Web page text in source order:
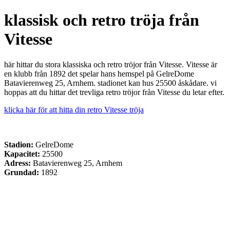
klassisk och retro tröja från
Vitesse
här hittar du stora klassiska och retro tröjor från Vitesse. Vitesse är
en klubb från 1892 det spelar hans hemspel på GelreDome
Batavierenweg 25, Arnhem. stadionet kan hus 25500 åskådare. vi
hoppas att du hittar det trevliga retro tröjor från Vitesse du letar efter.
klicka här för att hitta din retro Vitesse tröja
Stadion: GelreDome
Kapacitet: 25500
Adress: Batavierenweg 25, Arnhem
Grundad: 1892